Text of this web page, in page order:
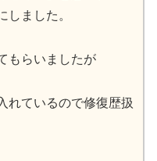
しました。
もらいましたが
れているので修復歴扱